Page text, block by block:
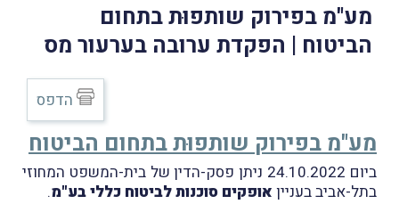
מע"מ בפירוק שותפוּת בתחום
הביטוח | הפקדת ערובה בערעור מס
מע"מ בפירוק שותפוּת בתחום הביטוח
ביום 24.10.2022 ניתן פסק-הדין של בית-המשפט המחוזי
בתל-אביב בעניין אופקים סוכנות לביטוח כללי בע"מ.